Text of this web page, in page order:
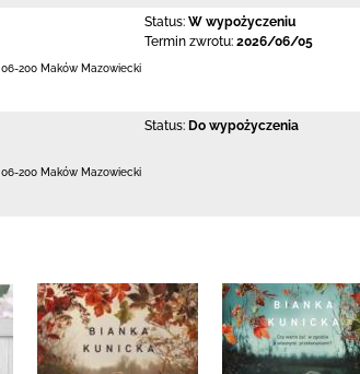
Status: W wypożyczeniu
Termin zwrotu: 2026/06/05
06-200 Maków Mazowiecki
Status: Do wypożyczenia
06-200 Maków Mazowiecki